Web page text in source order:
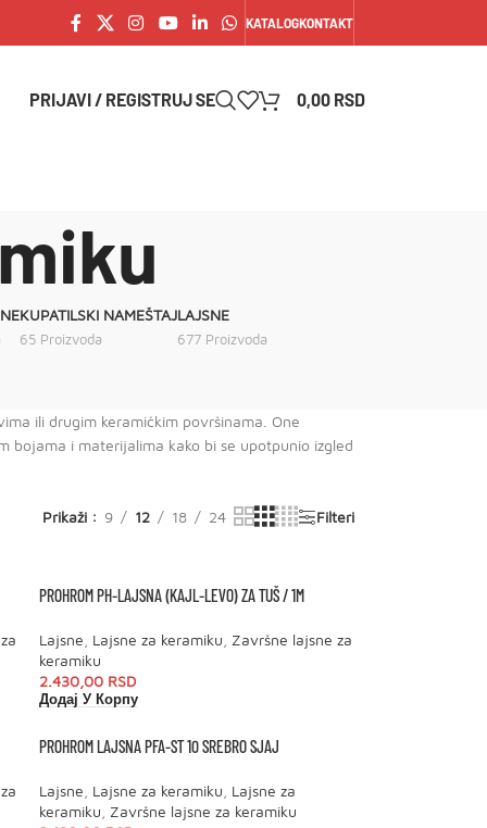
KATALOGKONTAKT
PRIJAVI / REGISTRUJ SE 0,00 RSD
KUPATILSKI NAMEŠTAJ
65 Proizvoda
LAJSNE
677 Proizvoda
ili drugim keramičkim površinama. One
bojama i materijalima kako bi se upotpunio izgled
Prikaži 9 12 18 24 Filteri
PROHROM PH-LAJSNA (KAJL-LEVO) ZA TUŠ / 1M
Lajsne Lajsne za keramiku Završne lajsne za
keramiku
2.430,00 RSD
Додај У Корпу
PROHROM LAJSNA PFA-ST 10 SREBRO SJAJ
Lajsne Lajsne za keramiku Lajsne za
keramiku Završne lajsne za keramiku